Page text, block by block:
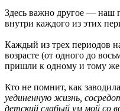
Здесь важно другое — наш
внутри каждого из этих
Каждый из трех периодов
возрасте (от одного до
пришли к одному и тому
Кто не помнит, как
уединенную жизнь,
детский слабый ум мой со